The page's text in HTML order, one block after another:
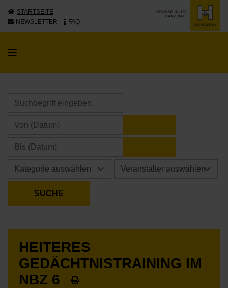
STARTSEITE
NEWSLETTER
FAQ
HEITERES
GEDÄCHTNISTRAINING IM
NBZ 6